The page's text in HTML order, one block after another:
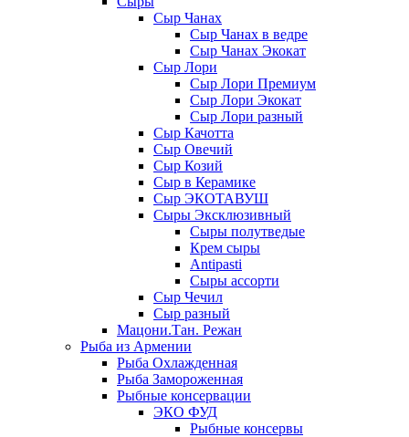
Сыр Чанах
Сыр Чанах в ведре
Сыр Чанах Экокат
Сыр Лори
Сыр Лори Премиум
Сыр Лори Экокат
Сыр Лори разный
Сыр Качотта
Сыр Овечий
Сыр Козий
Сыр в Керамике
Сыр ЭКОТАВУШ
Сыры Эксклюзивный
Сыры полутведые
Крем сыры
Antipasti
Сыры ассорти
Сыр Чечил
Сыр разный
Мацони.Тан. Режан
Рыба из Армении
Рыба Охлажденная
Рыба Замороженная
Рыбные консервации
ЭКО ФУД
Рыбные консервы